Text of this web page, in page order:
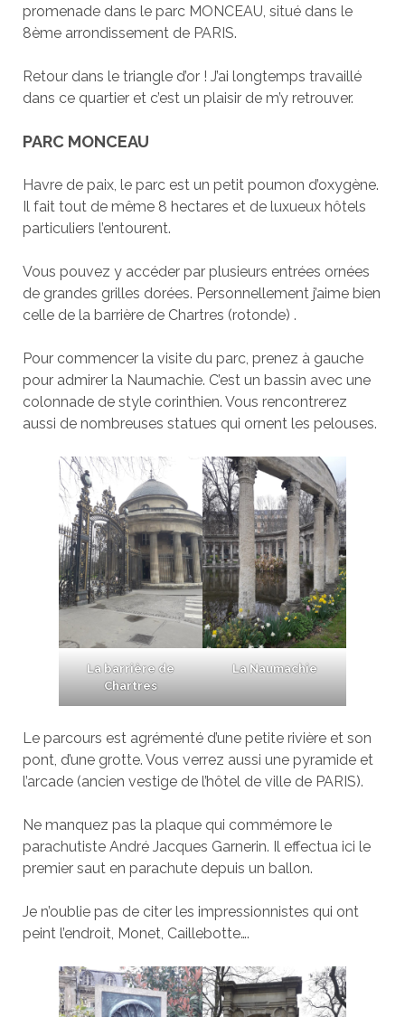
promenade dans le parc MONCEAU, situé dans le
8ème arrondissement de PARIS.
Retour dans le triangle d’or ! J’ai longtemps travaillé
dans ce quartier et c’est un plaisir de m’y retrouver.
PARC MONCEAU
Havre de paix, le parc est un petit poumon d’oxygène.
Il fait tout de même 8 hectares et de luxueux hôtels
particuliers l’entourent.
Vous pouvez y accéder par plusieurs entrées ornées
de grandes grilles dorées. Personnellement j’aime bien
celle de la barrière de Chartres (rotonde) .
Pour commencer la visite du parc, prenez à gauche
pour admirer la Naumachie. C’est un bassin avec une
colonnade de style corinthien. Vous rencontrerez
aussi de nombreuses statues qui ornent les pelouses.
La barrière de
Chartres
La Naumachie
Le parcours est agrémenté d’une petite rivière et son
pont, d’une grotte. Vous verrez aussi une pyramide et
l’arcade (ancien vestige de l’hôtel de ville de PARIS).
Ne manquez pas la plaque qui commémore le
parachutiste André Jacques Garnerin. Il effectua ici le
premier saut en parachute depuis un ballon.
Je n’oublie pas de citer les impressionnistes qui ont
peint l’endroit, Monet, Caillebotte….